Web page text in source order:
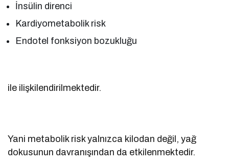
İnsülin direnci
Kardiyometabolik risk
Endotel fonksiyon bozukluğu
ile ilişkilendirilmektedir.
Yani metabolik risk yalnızca kilodan değil, yağ
dokusunun davranışından da etkilenmektedir.